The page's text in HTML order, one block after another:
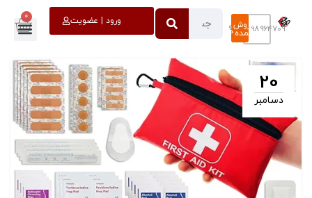
۰۹۳۹۸۹۶۴۷۰۹
فروش
عمده
ورود | عضویت 0
20
دسامبر